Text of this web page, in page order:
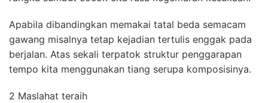
Apabila dibandingkan memakai tatal beda semacam
gawang misalnya tetap kejadian tertulis enggak pada
berjalan. Atas sekali terpatok struktur penggarapan
tempo kita menggunakan tiang serupa komposisinya.
2 Maslahat teraih